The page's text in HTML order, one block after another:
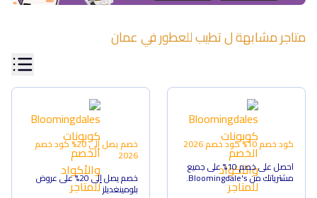
متاجر مشابهة لتطيب للعطورفيعمان
كود خصم 10% كود خصم2026
احصل على خصم 10% على جميع
مشترياتك من Bloomingdale's.
خصم يصل إلى 20% كود خصم
2026
خصم يصل إلى 20% على عروض
بلومينغديلز